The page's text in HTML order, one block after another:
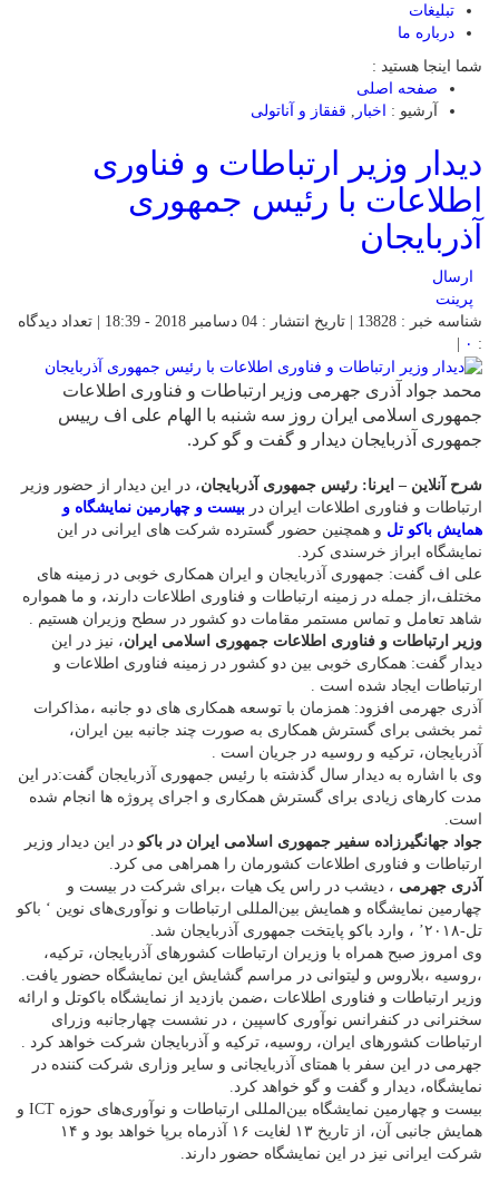
تبلیغات
درباره ما
شما اینجا هستید :
صفحه اصلی
آرشیو :
اخبار قفقاز و آناتولی
دیدار وزیر ارتباطات و فناوری
اطلاعات با رئیس جمهوری
آذربایجان
ارسال
پرینت
شناسه خبر : 13828 | تاریخ انتشار : 04 دسامبر 2018 - 18:39 | تعداد دیدگاه
: ۰
محمد جواد آذری جهرمی وزیر ارتباطات و فناوری اطلاعات
جمهوری اسلامی ایران روز سه شنبه با الهام علی اف رییس
جمهوری آذربایجان دیدار و گفت و گو کرد.
شرح آنلاین – ایرنا: رئیس جمهوری آذربایجان، در این دیدار از حضور وزیر
ارتباطات و فناوری اطلاعات ایران در بیست و چهارمین نمایشگاه و
همایش باکو تل و همچنین حضور گسترده شرکت های ایرانی در این
نمایشگاه ابراز خرسندی کرد.
علی اف گفت: جمهوری آذربایجان و ایران همکاری خوبی در زمینه های
مختلف،از جمله در زمینه ارتباطات و فناوری اطلاعات دارند، و ما همواره
شاهد تعامل و تماس مستمر مقامات دو کشور در سطح وزیران هستیم .
وزیر ارتباطات و فناوری اطلاعات جمهوری اسلامی ایران، نیز در این
دیدار گفت: همکاری خوبی بین دو کشور در زمینه فناوری اطلاعات و
ارتباطات ایجاد شده است .
آذری جهرمی افزود: همزمان با توسعه همکاری های دو جانبه ،مذاکرات
ثمر بخشی برای گسترش همکاری به صورت چند جانبه بین ایران،
آذربایجان، ترکیه و روسیه در جریان است .
وی با اشاره به دیدار سال گذشته با رئیس جمهوری آذربایجان گفت:در این
مدت کارهای زیادی برای گسترش همکاری و اجرای پروژه ها انجام شده
است.
جواد جهانگیرزاده سفیر جمهوری اسلامی ایران در باکو در این دیدار وزیر
ارتباطات و فناوری اطلاعات کشورمان را همراهی می کرد.
آذری جهرمی ، دیشب در راس یک هیات ،برای شرکت در بیست و
چهارمین نمایشگاه و همایش بین‌المللی ارتباطات و نوآوری‌های نوین ‘ باکو
تل-۲۰۱۸’ ، وارد باکو پایتخت جمهوری آذربایجان شد.
وی امروز صبح همراه با وزیران ارتباطات کشورهای آذربایجان، ترکیه،
،روسیه ،بلاروس و لیتوانی در مراسم گشایش این نمایشگاه حضور یافت.
وزیر ارتباطات و فناوری اطلاعات ،ضمن بازدید از نمایشگاه باکوتل و ارائه
سخنرانی در کنفرانس نوآوری کاسپین ، در نشست چهارجانبه وزرای
ارتباطات کشورهای ایران، روسیه، ترکیه و آذربایجان شرکت خواهد کرد .
جهرمی در این سفر با همتای آذربایجانی و سایر وزاری شرکت کننده در
نمایشگاه، دیدار و‌ گفت و گو خواهد کرد.
بیست و چهارمین نمایشگاه بین‌المللی ارتباطات و نوآوری‌های حوزه ICT و
همایش جانبی آن، از تاریخ ۱۳ لغایت ۱۶ آذرماه برپا خواهد بود و ۱۴
شرکت ایرانی نیز در این نمایشگاه حضور دارند.